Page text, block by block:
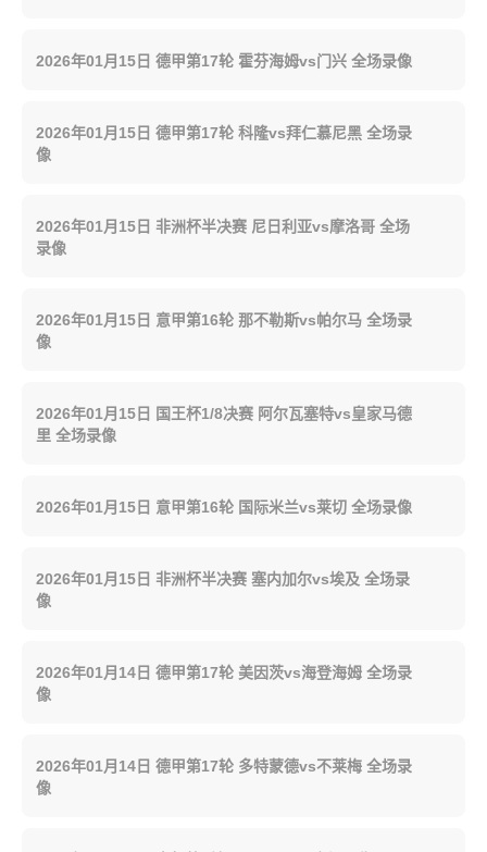
2026年01月15日 德甲第17轮 霍芬海姆vs门兴 全场录像
2026年01月15日 德甲第17轮 科隆vs拜仁慕尼黑 全场录
像
2026年01月15日 非洲杯半决赛 尼日利亚vs摩洛哥 全场
录像
2026年01月15日 意甲第16轮 那不勒斯vs帕尔马 全场录
像
2026年01月15日 国王杯1/8决赛 阿尔瓦塞特vs皇家马德
里 全场录像
2026年01月15日 意甲第16轮 国际米兰vs莱切 全场录像
2026年01月15日 非洲杯半决赛 塞内加尔vs埃及 全场录
像
2026年01月14日 德甲第17轮 美因茨vs海登海姆 全场录
像
2026年01月14日 德甲第17轮 多特蒙德vs不莱梅 全场录
像